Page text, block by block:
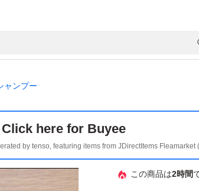
ャンプー
Click here for Buyee
by tenso, featuring items from JDirectItems
この商品は2時間